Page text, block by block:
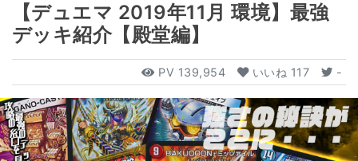
【デュエマ 2019年11月 環境】最強
デッキ紹介【殿堂編】
PV 139,954 いいね 117 -